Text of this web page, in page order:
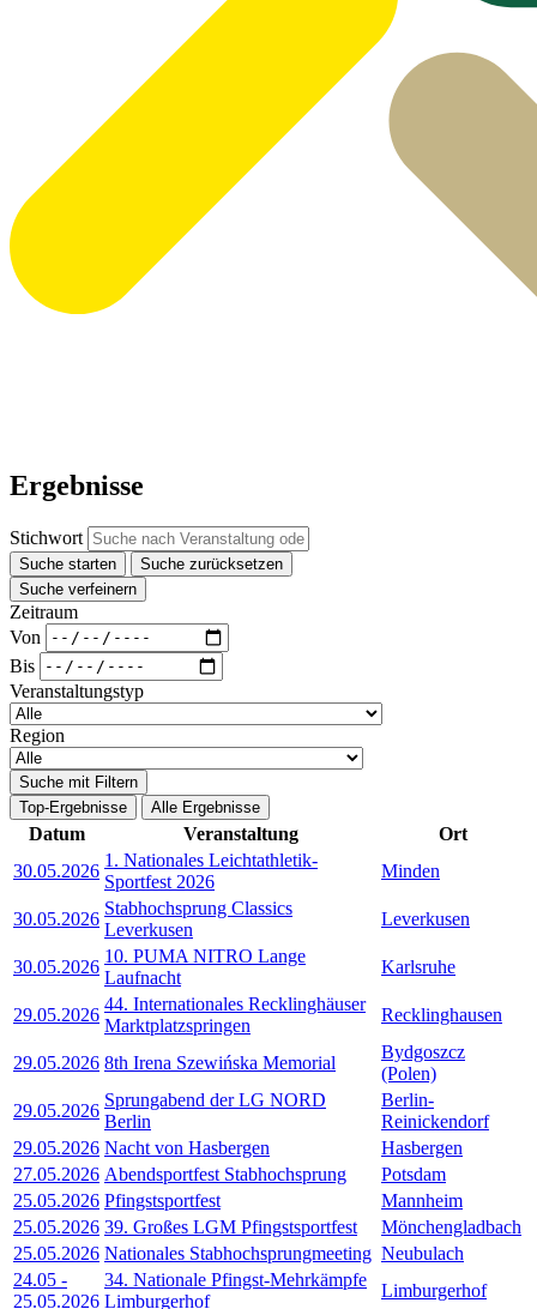
Ergebnisse
Stichwort
Suche starten
Suche zurücksetzen
Suche verfeinern
Zeitraum
Von
Bis
Veranstaltungstyp
Region
Suche mit Filtern
Top-Ergebnisse
Alle Ergebnisse
Datum Veranstaltung
Ort
30.05.2026
1. Nationales Leichtathletik-
Sportfest 2026
Minden
30.05.2026
Stabhochsprung Classics
Leverkusen
Leverkusen
30.05.2026
10. PUMA NITRO Lange
Laufnacht
Karlsruhe
29.05.2026
44. Internationales Recklinghäuser
Marktplatzspringen
Recklinghausen
29.05.2026 8th Irena Szewińska Memorial
Bydgoszcz
(Polen)
29.05.2026
Sprungabend der LG NORD
Berlin
Berlin-
Reinickendorf
29.05.2026 Nacht von Hasbergen
Hasbergen
27.05.2026 Abendsportfest Stabhochsprung
Potsdam
25.05.2026 Pfingstsportfest
Mannheim
25.05.2026 39. Großes LGM Pfingstsportfest
Mönchengladbach
25.05.2026 Nationales Stabhochsprungmeeting Neubulach
24.05 -
25.05.2026
34. Nationale Pfingst-Mehrkämpfe
Limburgerhof
Limburgerhof